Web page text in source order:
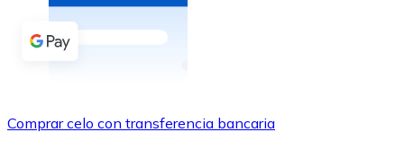
Comprar con efectivo
Transferencia SEPA
Comprar celo con transferencia bancaria